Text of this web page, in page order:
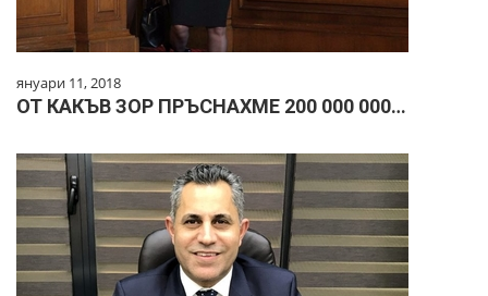
януари 11, 2018
ОТ КАКЪВ ЗОР ПРЪСНАХМЕ 200 000 000…